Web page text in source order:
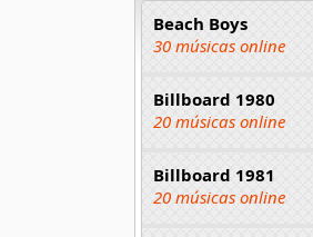
Beach Boys
30 músicas online
Billboard 1980
20 músicas online
Billboard 1981
20 músicas online